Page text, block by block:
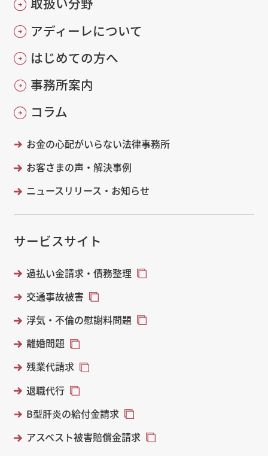
アディーレについて
はじめての方へ
事務所案内
コラム
お金の心配がいらない法律事務所
お客さまの声・解決事例
ニュースリリース・お知らせ
サービスサイト
過払い金請求・債務整理
交通事故被害
浮気・不倫の慰謝料問題
離婚問題
残業代請求
退職代行
B型肝炎の給付金請求
アスベスト被害賠償金請求